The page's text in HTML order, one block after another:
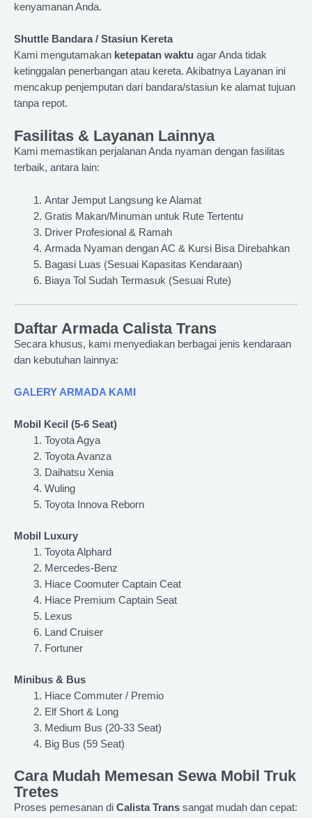
kenyamanan Anda.
Shuttle Bandara / Stasiun Kereta
Kami mengutamakan ketepatan waktu agar Anda tidak
ketinggalan penerbangan atau kereta. Akibatnya Layanan ini
mencakup penjemputan dari bandara/stasiun ke alamat tujuan
tanpa repot.
Fasilitas & Layanan Lainnya
Kami memastikan perjalanan Anda nyaman dengan fasilitas
terbaik, antara lain:
Antar Jemput Langsung ke Alamat
Gratis Makan/Minuman untuk Rute Tertentu
Driver Profesional & Ramah
Armada Nyaman dengan AC & Kursi Bisa Direbahkan
Bagasi Luas (Sesuai Kapasitas Kendaraan)
Biaya Tol Sudah Termasuk (Sesuai Rute)
Daftar Armada Calista Trans
Secara khusus, kami menyediakan berbagai jenis kendaraan
dan kebutuhan lainnya:
GALERY ARMADA KAMI
Mobil Kecil (5-6 Seat)
Toyota Agya
Toyota Avanza
Daihatsu Xenia
Wuling
Toyota Innova Reborn
Mobil Luxury
Toyota Alphard
Mercedes-Benz
Hiace Coomuter Captain Ceat
Hiace Premium Captain Seat
Lexus
Land Cruiser
Fortuner
Minibus & Bus
Hiace Commuter / Premio
Elf Short & Long
Medium Bus (20-33 Seat)
Big Bus (59 Seat)
Cara Mudah Memesan Sewa Mobil Truk
Tretes
Proses pemesanan di Calista Trans sangat mudah dan cepat: